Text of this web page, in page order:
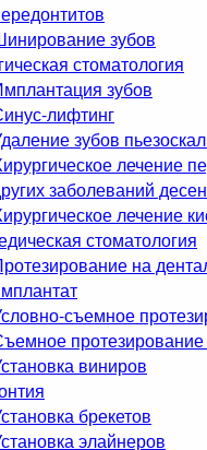
зубов
стоматология
зубов
лифтинг
зубов
лечение
заболеваний десен
лечение
стоматология
на
съемное
протезирование
виниров
брекетов
элайнеров